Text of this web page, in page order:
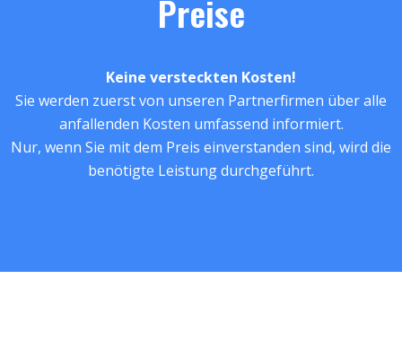
Preise
Keine versteckten Kosten!
Sie werden zuerst von unseren Partnerfirmen über alle
anfallenden Kosten umfassend informiert.
Nur, wenn Sie mit dem Preis einverstanden sind, wird die
benötigte Leistung durchgeführt.